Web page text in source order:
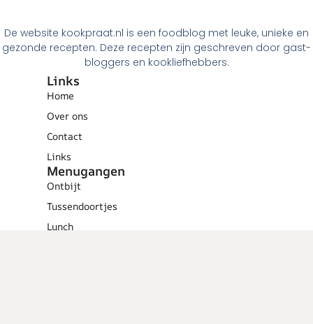
De website kookpraat.nl is een foodblog met leuke, unieke en
gezonde recepten. Deze recepten zijn geschreven door gast-
bloggers en kookliefhebbers.
Links
Home
Over ons
Contact
Links
Menugangen
Ontbijt
Tussendoortjes
Lunch